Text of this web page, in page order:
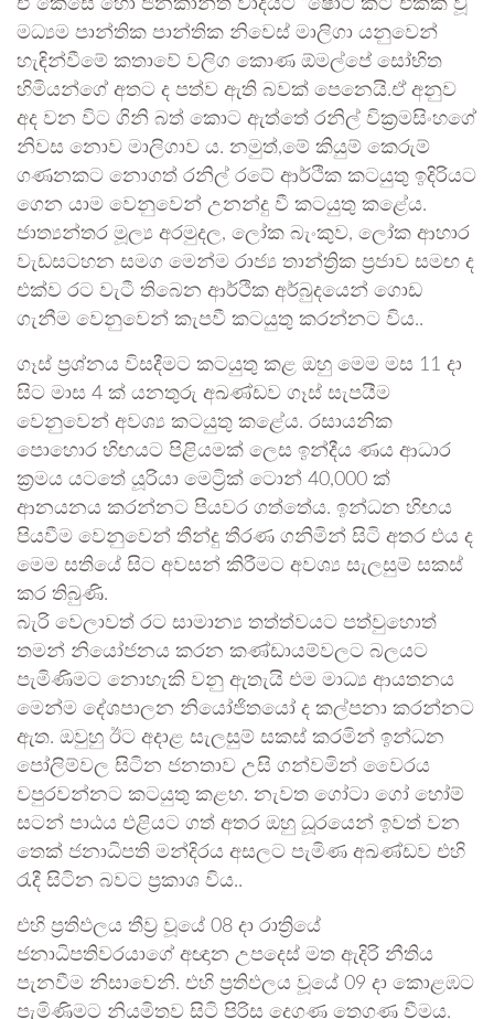
ඒ කෙසේ හෝ ජනකාන්ත වාදයට “ෂෝට් කට්”එකක් වූ
මධ්‍යම පාන්තික පාන්තික නිවෙස් මාලිගා යනුවෙන්
හැඳින්වීමේ කතාවේ වලිග කොණ ඕමල්පේ සෝභිත
හිමියන්ගේ අතට ද පත්ව ඇති බවක් පෙනෙයි.ඒ අනුව
අද වන විට ගිනි බත් කොට ඇත්තේ රනිල් වික්‍රමසිංහගේ
නිවස නොව මාලිගාව ය. නමුත්,මේ කියුම් කෙරුම්
ගණනකට නොගත් රනිල් රටේ ආර්ථික කටයුතු ඉදිරියට
ගෙන යාම වෙනුවෙන් උනන්දු වී කටයුතු කළේය.
ජාත්‍යන්තර මූල්‍ය අරමුදල, ලෝක බැංකුව, ලෝක ආහාර
වැඩසටහන සමග මෙන්ම රාජ්‍ය තාන්ත්‍රික ප්‍රජාව සමඟ ද
එක්ව රට වැටී තිබෙන ආර්ථික අර්බුදයෙන් ගොඩ
ගැනීම වෙනුවෙන් කැපවී කටයුතු කරන්නට විය..
ගෑස් ප්‍රශ්නය විසදීමට කටයුතු කළ ඔහු මෙම මස 11 දා
සිට මාස 4 ක් යනතුරු අඛණ්ඩව ගෑස් සැපයීම
වෙනුවෙන් අවශ්‍ය කටයුතු කළේය. රසායනික
පොහොර හිඟයට පිළියමක් ලෙස ඉන්දීය ණය ආධාර
ක්‍රමය යටතේ යූරියා මෙට්‍රික් ටොන් 40,000 ක්
ආනයනය කරන්නට පියවර ගත්තේය. ඉන්ධන හිඟය
පියවීම වෙනුවෙන් තීන්දු තීරණ ගනිමින් සිටි අතර එය ද
මෙම සතියේ සිට අවසන් කිරීමට අවශ්‍ය සැලසුම් සකස්
කර තිබුණි.
බැරි වෙලාවත් රට සාමාන්‍ය තත්ත්වයට පත්වුහොත්
තමන් නියෝජනය කරන කණ්ඩායම්වලට බලයට
පැමිණිමට නොහැකි වනු ඇතැයි එම මාධ්‍ය ආයතනය
මෙන්ම දේශපාලන නියෝජිතයෝ ද කල්පනා කරන්නට
ඇත. ඔවුහු ඊට අදාළ සැලසුම් සකස් කරමින් ඉන්ධන
පෝලිම්වල සිටින ජනතාව උසි ගන්වමින් වෛරය
වපුරවන්නට කටයුතු කළහ. නැවත ගෝටා ගෝ හෝම්
සටන් පාඨය එළියට ගත් අතර ඔහු ධූරයෙන් ඉවත් වන
තෙක් ජනාධිපති මන්දිරය අසලට පැමිණ අඛණ්ඩව එහි
රැදී සිටින බවට ප්‍රකාශ විය..
එහි ප්‍රතිඵලය තීව්‍ර වූයේ 08 දා රාත්‍රියේ
ජනාධිපතිවරයාගේ අඥාන උපදෙස් මත ඇදිරි නීතිය
පැනවීම නිසාවෙනි. එහි ප්‍රතිඵලය වූයේ 09 දා කොළඹට
පැමිණිමට නියමිතව සිටි පිරිස දෙගුණ තෙගුණ වීමය.